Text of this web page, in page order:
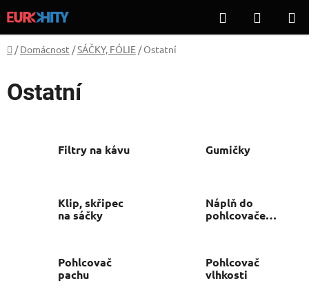
na
obsah
Hledat
KOŠÍK
Domů
/ Domácnost /SÁČKY, FÓLIE / Ostatní
Ostatní
Filtry na kávu Gumičky
Klip, skřipec
na sáčky
Náplň do
pohlcovače
Pohlcovač
pachu
Pohlcovač
vlhkosti